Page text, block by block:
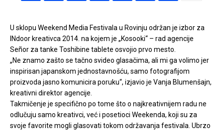
U sklopu Weekend Media Festivala u Rovinju održan je izbor za
INdoor kreativca 2014. na kojem je „Kosooki“ – rad agencije
Señor za tanke Toshibine tablete osvojio prvo mesto.
„Ne znamo zašto se tačno svideo glasačima, ali mi ga volimo jer
inspirisan japanskom jednostavnošću, samo fotografijom
proizvoda jasno komunicira poruku“, izjavio je Vanja Blumenšajn,
kreativni direktor agencije.
Takmičenje je specifično po tome što o najkreativnijem radu ne
odlučuju samo kreativci, već i posetioci Weekenda, koji su za
svoje favorite mogli glasovati tokom održavanja festivala. Ubrzo